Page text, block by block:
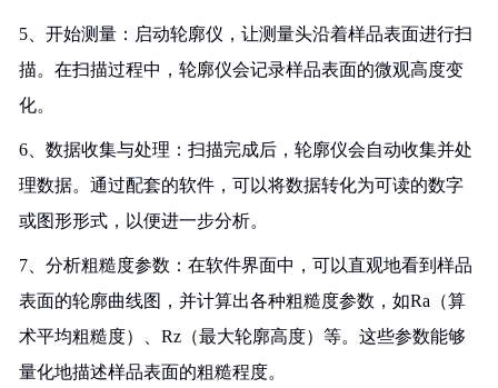
5、开始测量：启动轮廓仪，让测量头沿着样品表面进行扫
描。在扫描过程中，轮廓仪会记录样品表面的微观高度变
化。
6、数据收集与处理：扫描完成后，轮廓仪会自动收集并处
理数据。通过配套的软件，可以将数据转化为可读的数字
或图形形式，以便进一步分析。
7、分析粗糙度参数：在软件界面中，可以直观地看到样品
表面的轮廓曲线图，并计算出各种粗糙度参数，如Ra（算
术平均粗糙度）、Rz（最大轮廓高度）等。这些参数能够
量化地描述样品表面的粗糙程度。